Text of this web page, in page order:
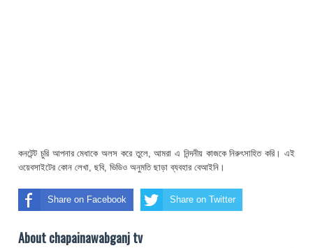
কনটেন্ট চুরি আপনার মেধাকে অলস করে তুলে, আমরা এ নিন্দনীয় কাজকে নিরুৎসাহিত করি। এই
ওয়েবসাইটের কোন লেখা, ছবি, ভিডিও অনুমতি ছাড়া ব্যবহার বেআইনি।
Share on Facebook Share on Twitter
About chapainawabganj tv